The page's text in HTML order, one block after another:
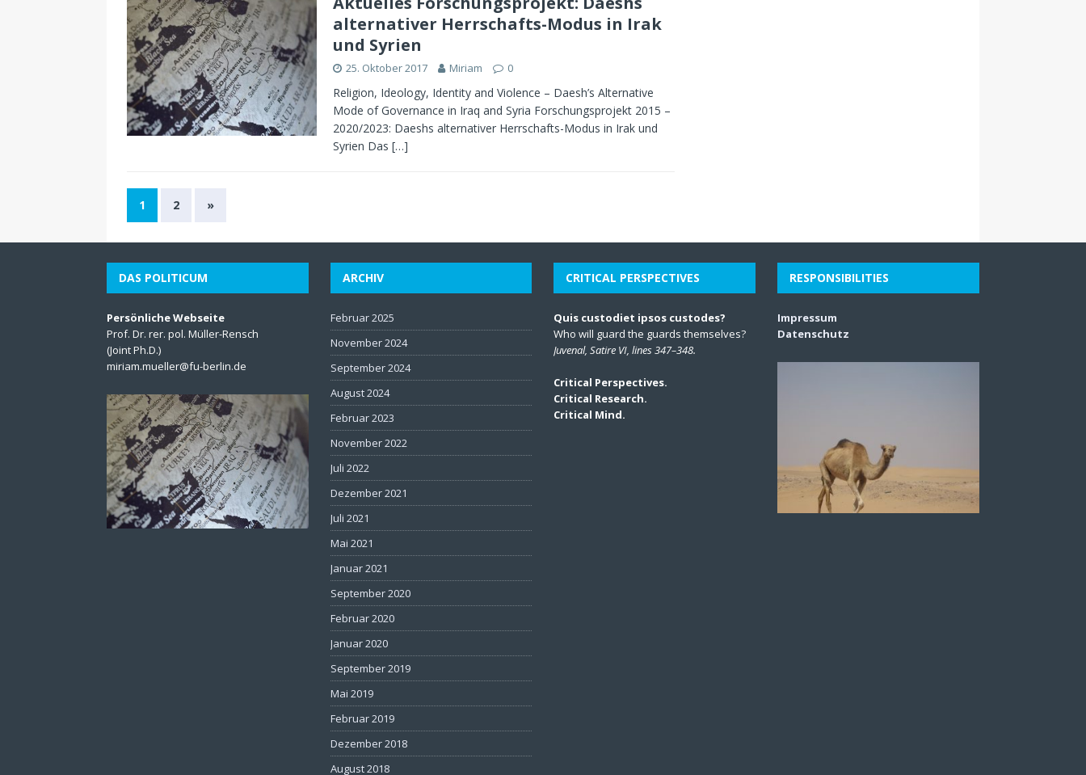
alternativer Herrschafts-Modus in Irak
und Syrien
25. Oktober 2017 Miriam 0
Religion, Ideology, Identity and Violence – Daesh’s Alternative
Mode of Governance in Iraq and Syria Forschungsprojekt 2015 –
2020/2023: Daeshs alternativer Herrschafts-Modus in Irak und
Syrien Das […]
1 2 »
DAS POLITICUM
Persönliche Webseite
Prof. Dr. rer. pol. Müller-Rensch
(Joint Ph.D.)
miriam.mueller@fu-berlin.de
ARCHIV
Februar 2025
November 2024
September 2024
August 2024
Februar 2023
November 2022
Juli 2022
Dezember 2021
Juli 2021
Mai 2021
Januar 2021
September 2020
Februar 2020
Januar 2020
September 2019
Mai 2019
Februar 2019
Dezember 2018
August 2018
CRITICAL PERSPECTIVES
Quis custodiet ipsos custodes?
Who will guard the guards themselves?
Juvenal, Satire VI, lines 347–348.
Critical Perspectives.
Critical Research.
Critical Mind.
RESPONSIBILITIES
Impressum
Datenschutz